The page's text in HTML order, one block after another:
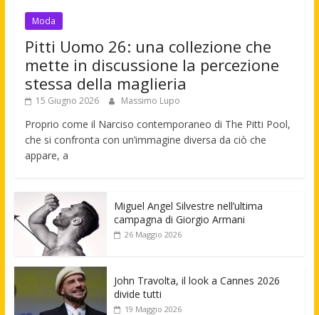
Moda
Pitti Uomo 26: una collezione che
mette in discussione la percezione
stessa della maglieria
15 Giugno 2026 Massimo Lupo
Proprio come il Narciso contemporaneo di The Pitti Pool,
che si confronta con un’immagine diversa da ciò che
appare, a
Miguel Angel Silvestre nell’ultima
campagna di Giorgio Armani
26 Maggio 2026
John Travolta, il look a Cannes 2026
divide tutti
19 Maggio 2026